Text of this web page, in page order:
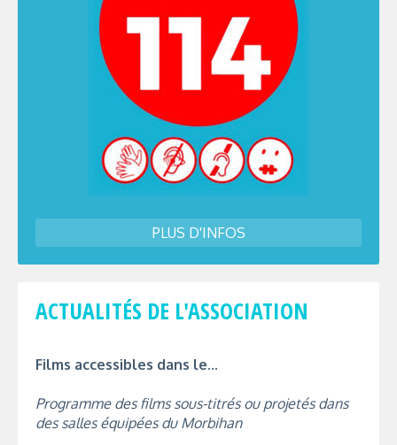
PLUS D'INFOS
ACTUALITÉS DE L'ASSOCIATION
Films accessibles dans le...
Programme des films sous-titrés ou projetés dans
des salles équipées du Morbihan